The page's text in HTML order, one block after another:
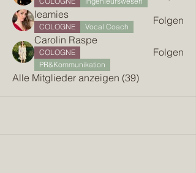
leamies
COLOGNE Vocal Coach
Folgen
Carolin Raspe
COLOGNE
PR&Kommunikation
Folgen
Alle Mitglieder anzeigen (39)